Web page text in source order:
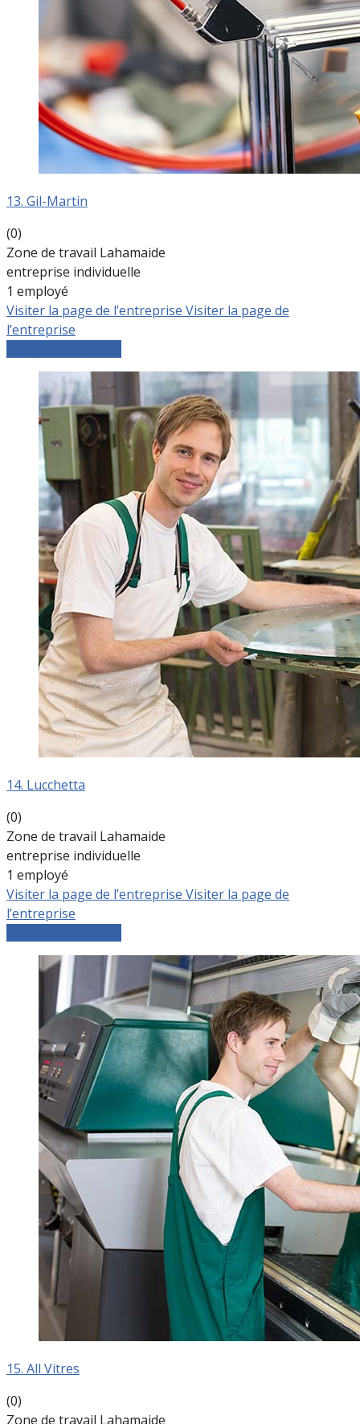
13. Gil-Martin
(0)
Zone de travail Lahamaide
entreprise individuelle
1 employé
Visiter la page de l’entreprise Visiter la page de
l’entreprise
14. Lucchetta
(0)
Zone de travail Lahamaide
entreprise individuelle
1 employé
Visiter la page de l’entreprise Visiter la page de
l’entreprise
15. All Vitres
(0)
Zone de travail Lahamaide